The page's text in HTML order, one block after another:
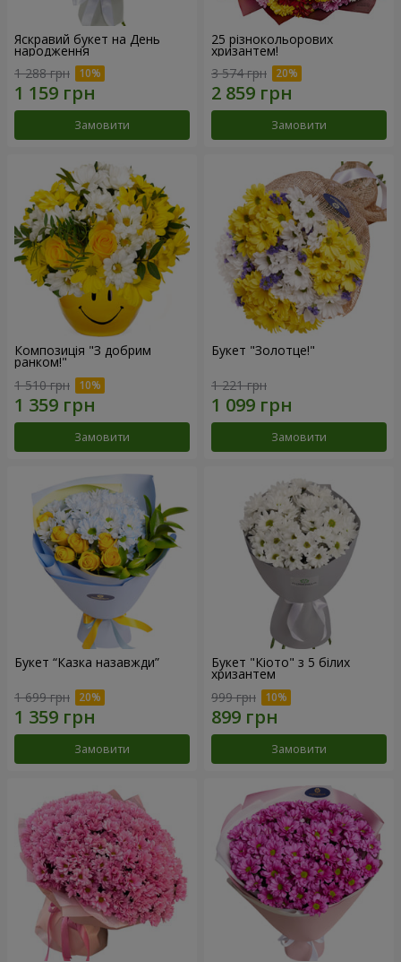
Яскравий букет на День
народження
1 288 грн
Замовити
25 різнокольорових
хризантем!
3 574 грн
Замовити
Композиція "З добрим
ранком!"
1 510 грн
Замовити
Букет "Золотце!"
1 221 грн
Замовити
Букет “Казка назавжди”
1 699 грн
Замовити
Букет "Кіото" з 5 білих
хризантем
999 грн
Замовити